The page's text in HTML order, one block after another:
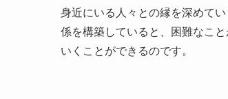
身近にいる人々との縁を深めて
係を構築していると、困難なこ
いくことができるのです。